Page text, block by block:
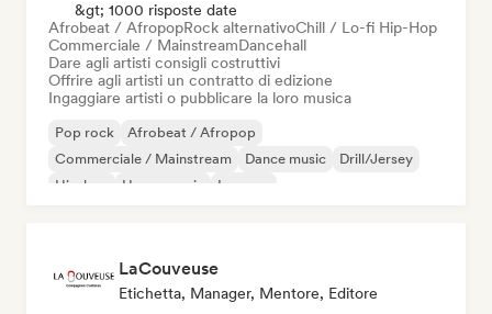
&gt; 1000 risposte date
Afrobeat / AfropopRock alternativoChill / Lo-fi Hip-Hop
Commerciale / MainstreamDancehall
Dare agli artisti consigli costruttivi
Offrire agli artisti un contratto di edizione
Ingaggiare artisti o pubblicare la loro musica
Pop rock
Afrobeat / Afropop
Commerciale / Mainstream
Dance music
Drill/Jersey
Hip-hop
House music Iperpop
LaCouveuse
Etichetta, Manager, Mentore, Editore